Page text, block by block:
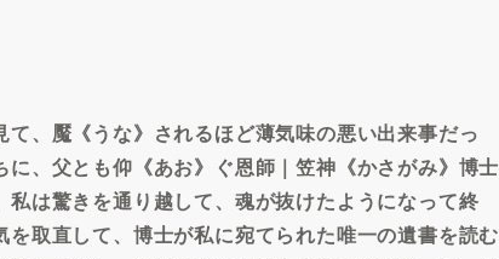
、魘《うな》されるほど薄気味の悪い出来事だっ
、父とも仰《あお》ぐ恩師｜笠神《かさがみ》博士
は驚きを通り越して、魂が抜けたようになって終
取直して、博士が私に宛てられた唯一の遺書を読む